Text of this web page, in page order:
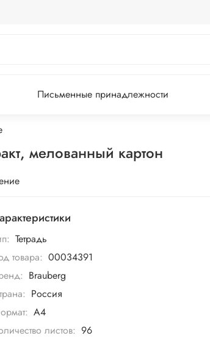
Письменные принадлежности
мелованный картон
Тетрадь
товара: 00034391
Brauberg
Россия
А4
листов: 96